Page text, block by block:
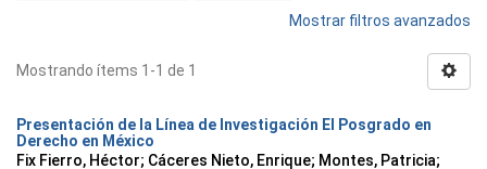
Mostrar filtros avanzados
Mostrando ítems 1-1 de 1
Presentación de la Línea de Investigación El Posgrado en
Derecho en México
Fix Fierro, Héctor; Cáceres Nieto, Enrique; Montes, Patricia;